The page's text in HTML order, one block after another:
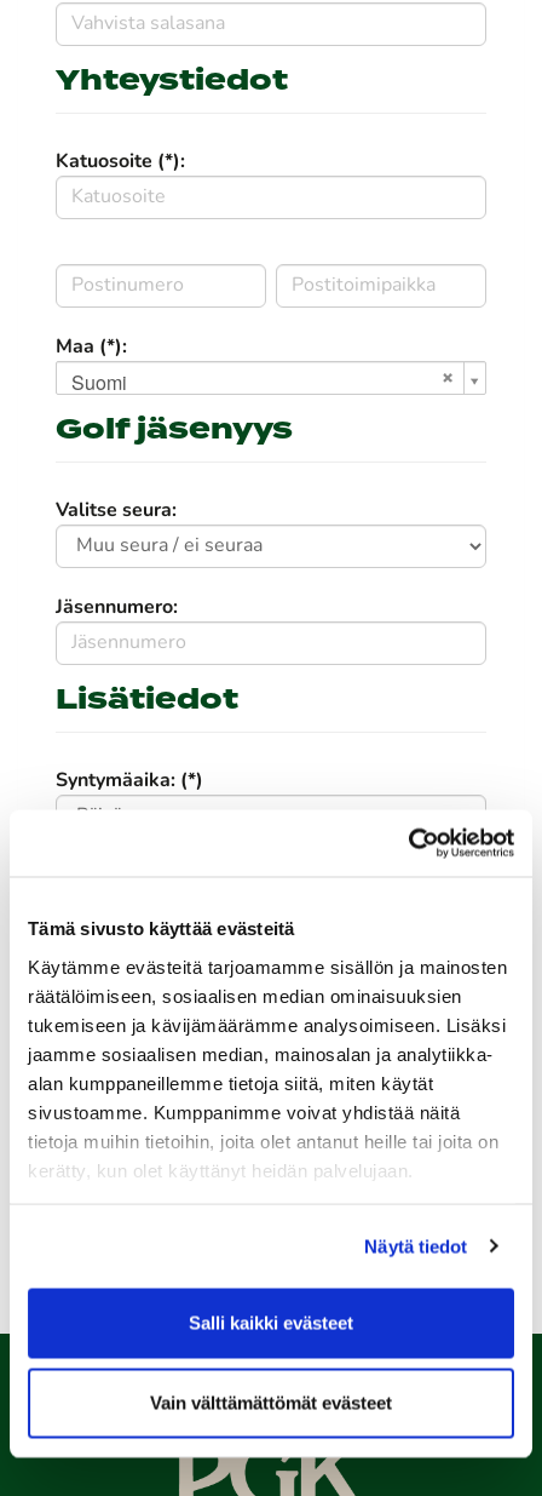
Tämä sivusto käyttää evästeitä
Käytämme evästeitä tarjoamamme sisällön ja mainosten
räätälöimiseen, sosiaalisen median ominaisuuksien
tukemiseen ja kävijämäärämme analysoimiseen. Lisäksi
jaamme sosiaalisen median, mainosalan ja analytiikka-
alan kumppaneillemme tietoja siitä, miten käytät
sivustoamme. Kumppanimme voivat yhdistää näitä
tietoja muihin tietoihin, joita olet antanut heille tai joita on
kerätty, kun olet käyttänyt heidän palvelujaan.
Näytä tiedot
Salli kaikki evästeet
Vain välttämättömät evästeet
Yhteystiedot
Katuosoite (*):
Maa (*):
Suomi
Golf jäsenyys
Valitse seura:
Jäsennumero:
Lisätiedot
Syntymäaika: (*)
Sukupuoli:
Rekisteröidy
Haluan tilata Kalafornia uutiskirjeen
Olen lukenuttietosuojaselosteenja hyväksyn
henkilötietojeni käsittelyn (*)